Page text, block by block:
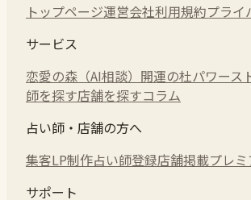
トップページ運営会社利用規約プライ
サービス
恋愛の森（AI相談） 開運の杜パワース
師を探す店舗を探すコラム
占い師・店舗の方へ
集客LP制作占い師登録店舗掲載プレ
サポート